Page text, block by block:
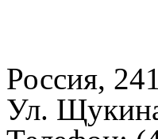
Россия,
Ул.